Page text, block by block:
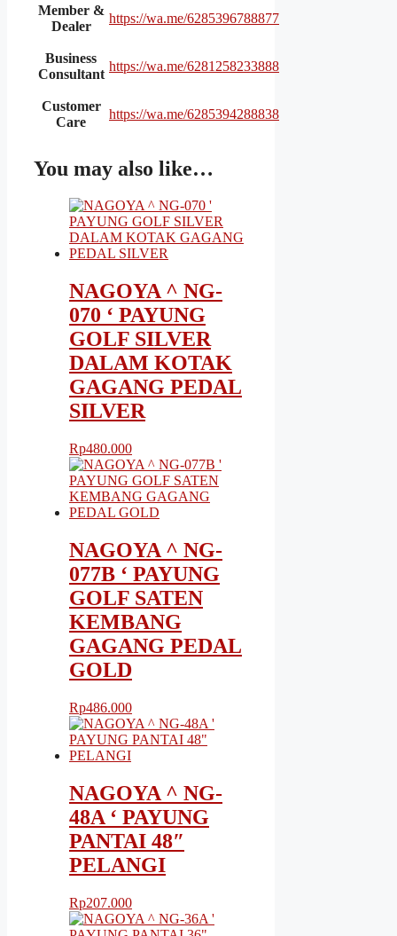
Member &
Dealer
https://wa.me/6285396788877
Business
Consultant
https://wa.me/6281258233888
Customer
Care
https://wa.me/6285394288838
You may also like…
NAGOYA ^ NG-
070 ‘ PAYUNG
GOLF SILVER
DALAM KOTAK
GAGANG PEDAL
SILVER
Rp480.000
NAGOYA ^ NG-
077B ‘ PAYUNG
GOLF SATEN
KEMBANG
GAGANG PEDAL
GOLD
Rp486.000
NAGOYA ^ NG-
48A ‘ PAYUNG
PANTAI 48″
PELANGI
Rp207.000